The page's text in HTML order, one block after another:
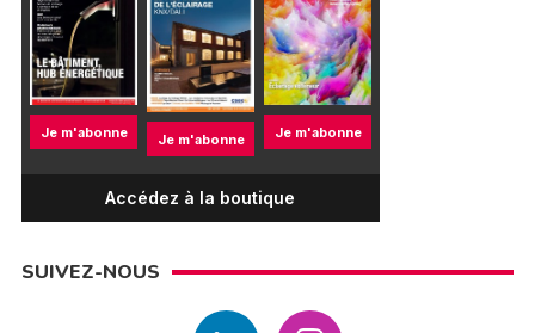
Je m'abonne Je m'abonne Je m'abonne
Accédez à la boutique
SUIVEZ-NOUS